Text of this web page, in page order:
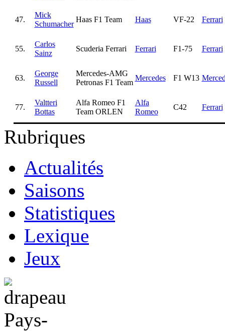
47.
Mick
Schumacher
Haas F1 Team Haas VF-22 Ferrari
55.
Carlos
Sainz
Scuderia Ferrari Ferrari F1-75 Ferrari
63.
George
Russell
Mercedes-AMG
Petronas F1 Team
Mercedes F1 W13
77.
Valtteri
Bottas
Alfa Romeo F1
Team ORLEN
Alfa
Romeo
C42 Ferrari
Rubriques
Actualités
Saisons
Statistiques
Lexique
Jeux